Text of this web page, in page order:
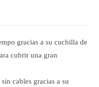
gracias a su cuchilla de
cubrir una gran
cables gracias a su